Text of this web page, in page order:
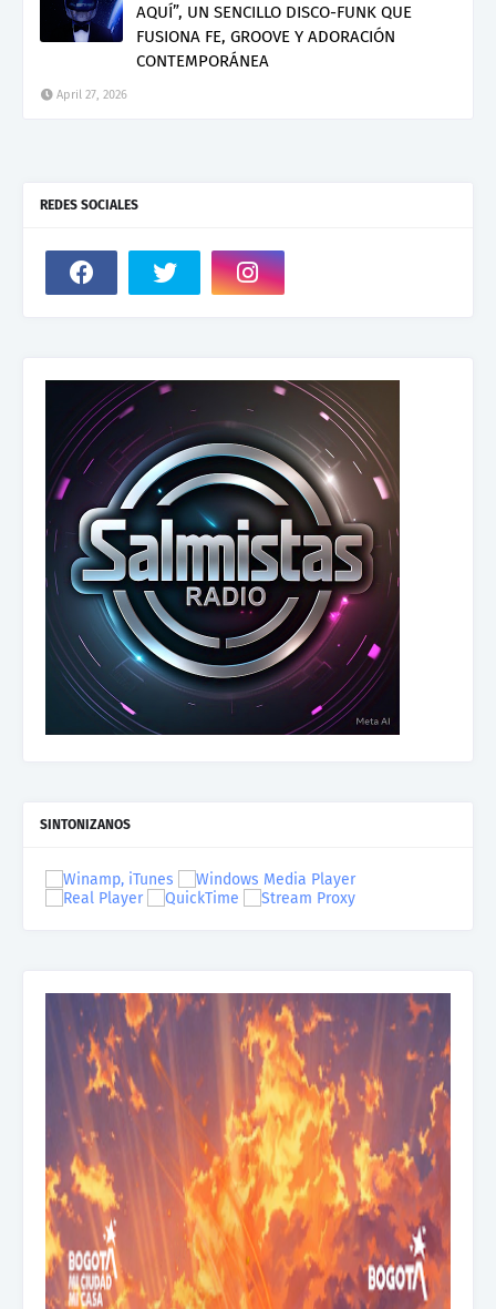
AQUÍ”, UN SENCILLO DISCO-FUNK QUE
FUSIONA FE, GROOVE Y ADORACIÓN
CONTEMPORÁNEA
April 27, 2026
REDES SOCIALES
SINTONIZANOS